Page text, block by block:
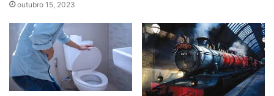
outubro 15, 2023